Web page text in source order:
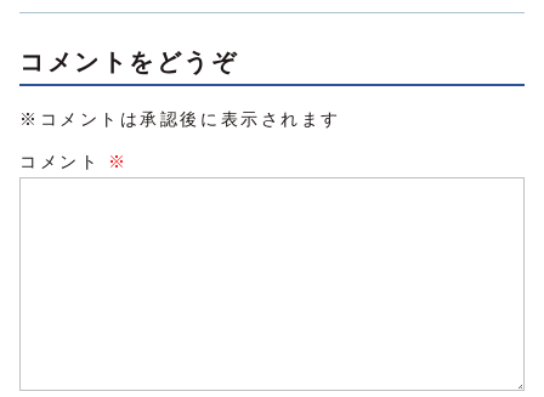
コメントをどうぞ
※コメントは承認後に表示されます
コメント ※